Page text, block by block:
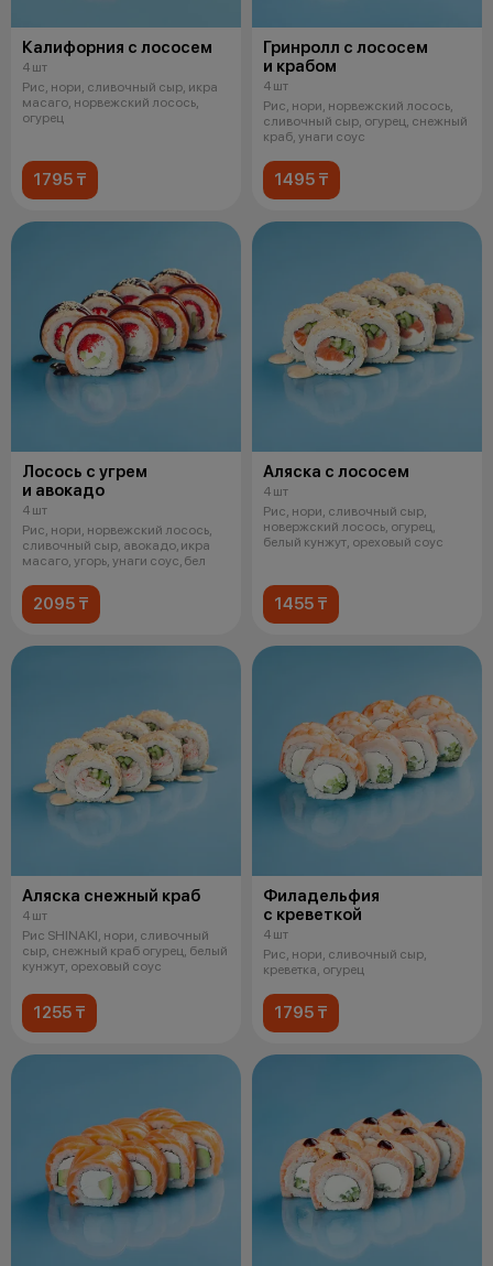
Калифорния с лососем
4 шт
Рис, нори, сливочный сыр, икра
масаго, норвежский лосось,
огурец
1795 ₸
Гринролл с лососем
и крабом
4 шт
Рис, нори, норвежский лосось,
сливочный сыр, огурец, снежный
краб, унаги соус
1495 ₸
Лосось с угрем
и авокадо
4 шт
Рис, нори, норвежский лосось,
сливочный сыр, авокадо, икра
масаго, угорь, унаги соус, бел
2095 ₸
Аляска с лососем
4 шт
Рис, нори, сливочный сыр,
новержский лосось, огурец,
белый кунжут, ореховый соус
1455 ₸
Аляска снежный краб
4 шт
Рис SHINAKI, нори, сливочный
сыр, снежный краб огурец, белый
кунжут, ореховый соус
1255 ₸
Филадельфия
с креветкой
4 шт
Рис, нори, сливочный сыр,
креветка, огурец
1795 ₸